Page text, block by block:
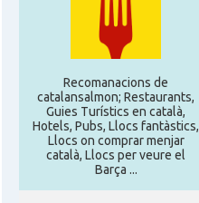
Recomanacions de
catalansalmon; Restaurants,
Guies Turístics en català,
Hotels, Pubs, Llocs fantàstics,
Llocs on comprar menjar
català, Llocs per veure el
Barça ...